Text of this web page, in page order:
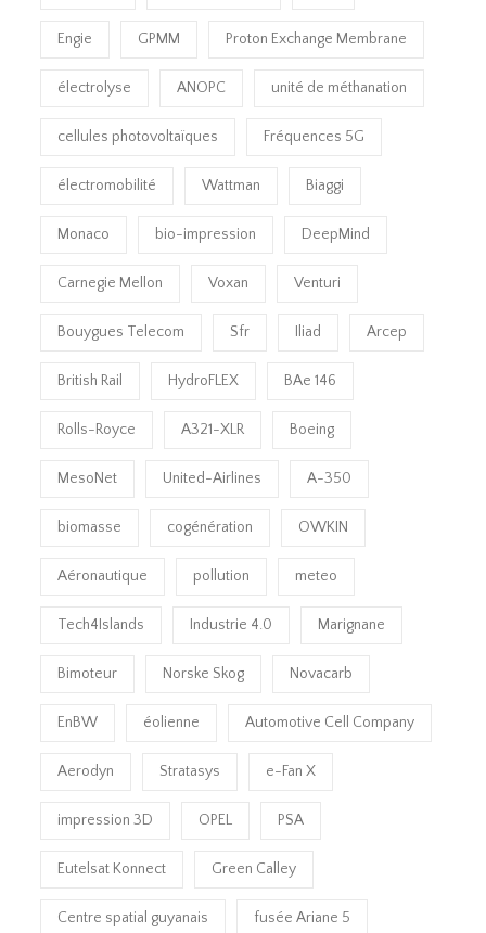
Engie GPMM Proton Exchange Membrane
électrolyse ANOPC unité de méthanation
cellules photovoltaïques Fréquences 5G
électromobilité Wattman Biaggi
Monaco bio-impression DeepMind
Carnegie Mellon Voxan Venturi
Bouygues Telecom Sfr Iliad Arcep
British Rail HydroFLEX BAe 146
Rolls-Royce A321-XLR Boeing
MesoNet United-Airlines A-350
biomasse cogénération OWKIN
Aéronautique pollution meteo
Tech4Islands Industrie 4.0 Marignane
Bimoteur Norske Skog Novacarb
EnBW éolienne Automotive Cell Company
Aerodyn Stratasys e-Fan X
impression 3D OPEL PSA
Eutelsat Konnect Green Calley
Centre spatial guyanais fusée Ariane 5